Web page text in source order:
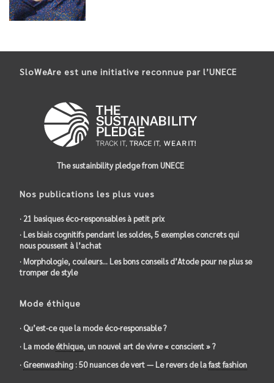
SloWeAre est une initiative reconnue par l’UNECE
The sustainbility pledge from UNECE
Nos publications les plus vues
· 21 basiques éco-responsables à petit prix
· Les biais cognitifs pendant les soldes, 5 exemples concrets qui
nous poussent à l’achat
· Morphologie, couleurs… Les bons conseils d’Atode pour ne plus se
tromper de style
Mode éthique
· Qu’est-ce que la mode éco-responsable ?
· La modeéthique, un nouvel art de vivre « conscient » ?
· Greenwashing : 50 nuances de vert — Le revers de lafast fashion